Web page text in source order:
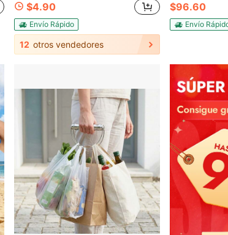
$4.90
Envío Rápido
12 otros vendedores
$96.60
Envío